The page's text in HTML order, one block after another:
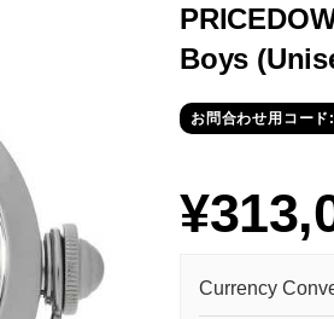
Boys
お問合わせ用コー
Currency